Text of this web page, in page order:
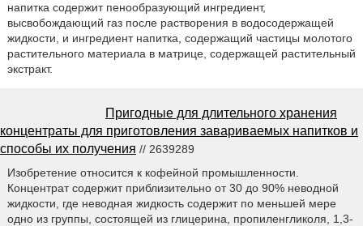
напитка содержит пенообразующий ингредиент,
высвобождающий газ после растворения в водосодержащей
жидкости, и ингредиент напитка, содержащий частицы молотого
растительного материала в матрице, содержащей растительный
экстракт.
Пригодные для длительного хранения
концентраты для приготовления завариваемых напитков и
способы их получения // 2639289
Изобретение относится к кофейной промышленности.
Концентрат содержит приблизительно от 30 до 90% неводной
жидкости, где неводная жидкость содержит по меньшей мере
одно из группы, состоящей из глицерина, пропиленгликоля, 1,3-